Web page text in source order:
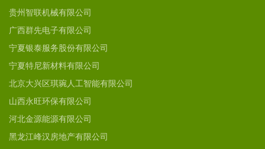
贵州智联机械有限公司
广西群先电子有限公司
宁夏银泰服务股份有限公司
宁夏特尼新材料有限公司
北京大兴区琪琬人工智能有限公司
山西永旺环保有限公司
河北金源能源有限公司
黑龙江峰汉房地产有限公司